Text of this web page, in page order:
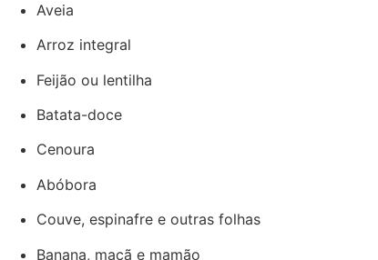
Aveia
Arroz integral
Feijão ou lentilha
Batata-doce
Cenoura
Abóbora
Couve, espinafre e outras folhas
Banana, maçã e mamão